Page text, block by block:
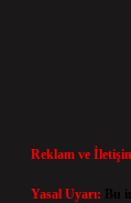
Reklam ve
Yasal Uyarı:
Bu